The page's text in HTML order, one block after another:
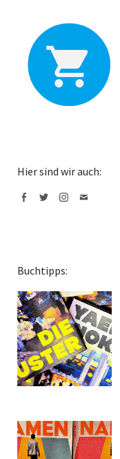
Hier sind wir auch:
Buchtipps: